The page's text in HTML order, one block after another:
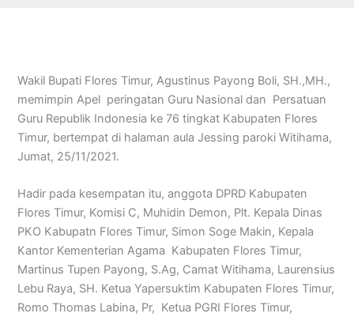
Wakil Bupati Flores Timur, Agustinus Payong Boli, SH.,MH.,
memimpin Apel peringatan Guru Nasional dan Persatuan
Guru Republik Indonesia ke 76 tingkat Kabupaten Flores
Timur, bertempat di halaman aula Jessing paroki Witihama,
Jumat, 25/11/2021.
Hadir pada kesempatan itu, anggota DPRD Kabupaten
Flores Timur, Komisi C, Muhidin Demon, Plt. Kepala Dinas
PKO Kabupatn Flores Timur, Simon Soge Makin, Kepala
Kantor Kementerian Agama Kabupaten Flores Timur,
Martinus Tupen Payong, S.Ag, Camat Witihama, Laurensius
Lebu Raya, SH. Ketua Yapersuktim Kabupaten Flores Timur,
Romo Thomas Labina, Pr, Ketua PGRI Flores Timur,